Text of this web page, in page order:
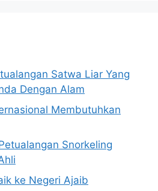
Satwa Liar Yang
Dengan Alam
Membutuhkan
Snorkeling
ke Negeri Ajaib